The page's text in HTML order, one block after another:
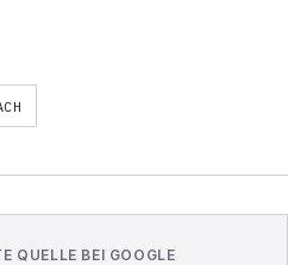
QUELLE BEI GOOGLE